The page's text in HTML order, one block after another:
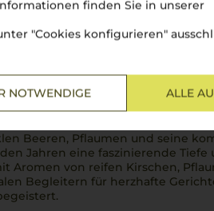
finden Sie in unserer
"Cookies konfigurieren"
NOTWENDIGE ALLE
und
die charakteristischen
präzisen Verarbeitung im Keller
Beeren, Pflaumen und seine
Jahren eine faszinierende
von reifen Kirschen,
Begleitern für herzhafte